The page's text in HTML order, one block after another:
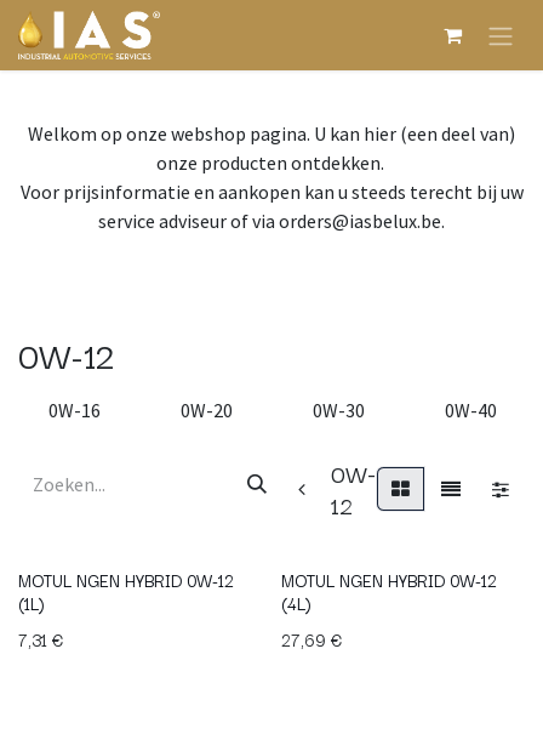
Overslaan naar inhoud
Welkom op onze webshop pagina. U kan hier (een deel van)
onze producten ontdekken.
Voor prijsinformatie en aankopen kan u steeds terecht bij uw
service adviseur of via orders@iasbelux.be.
0W-12
0W-16 0W-20 0W-30 0W-40
0W-
12
MOTUL NGEN HYBRID 0W-12
(1L)
7,31€
MOTUL NGEN HYBRID 0W-12
(4L)
27,69 €